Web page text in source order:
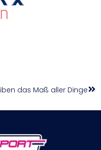
das Maß aller Dinge